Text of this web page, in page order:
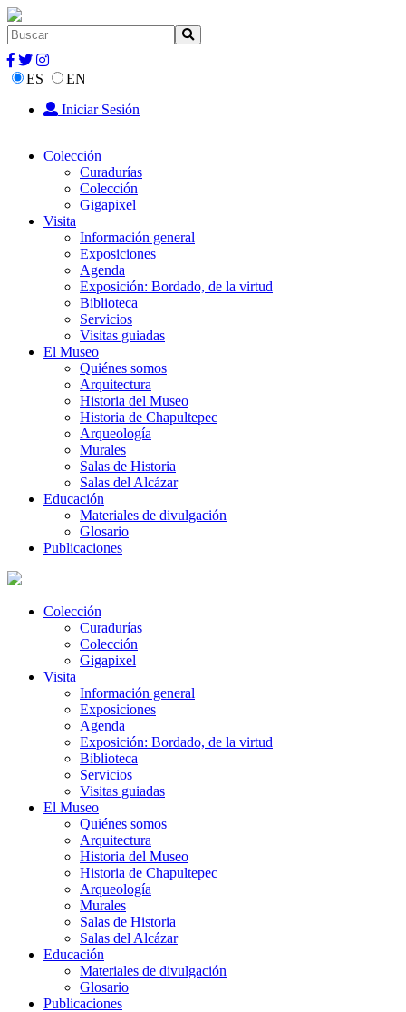
ES
EN
Iniciar Sesión
Colección
Curadurías
Colección
Gigapixel
Visita
Información general
Exposiciones
Agenda
Exposición: Bordado, de la virtud
Biblioteca
Servicios
Visitas guiadas
El Museo
Quiénes somos
Arquitectura
Historia del Museo
Historia de Chapultepec
Arqueología
Murales
Salas de Historia
Salas del Alcázar
Educación
Materiales de divulgación
Glosario
Publicaciones
Colección
Curadurías
Colección
Gigapixel
Visita
Información general
Exposiciones
Agenda
Exposición: Bordado, de la virtud
Biblioteca
Servicios
Visitas guiadas
El Museo
Quiénes somos
Arquitectura
Historia del Museo
Historia de Chapultepec
Arqueología
Murales
Salas de Historia
Salas del Alcázar
Educación
Materiales de divulgación
Glosario
Publicaciones